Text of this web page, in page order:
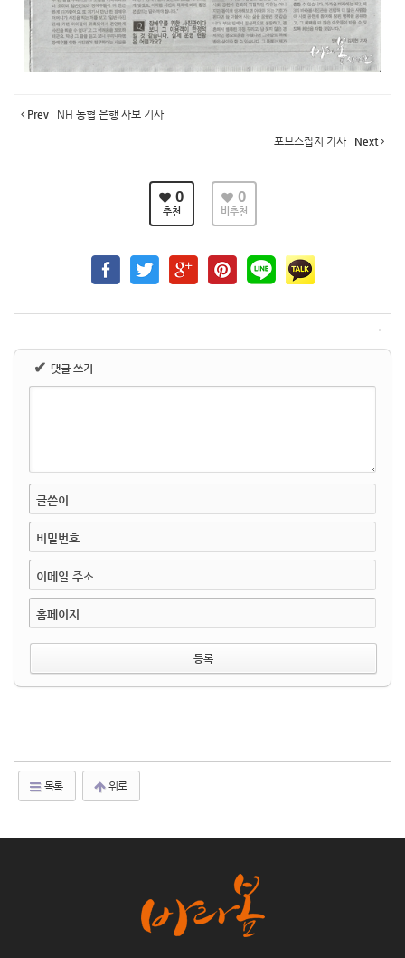
Prev NH 농협 은행 사보 기사
포브스잡지 기사 Next
0
추천
0
비추천
✔ 댓글 쓰기
글쓴이
비밀번호
이메일 주소
홈페이지
목록 위로